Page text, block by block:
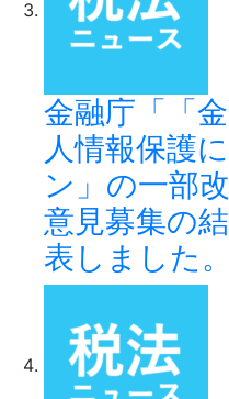
金融庁「「
人情報保護
ン」の一部
意見募集の
表しました。